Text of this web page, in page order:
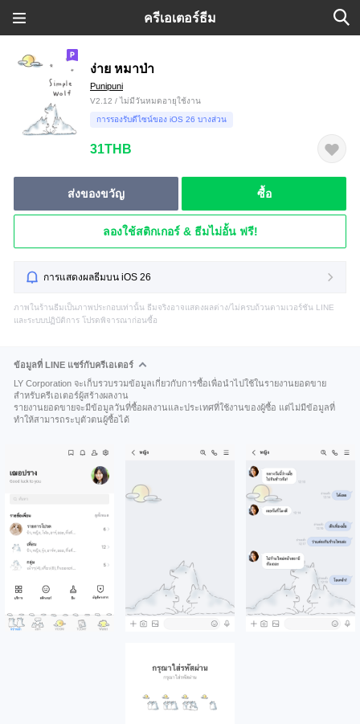
ครีเอเตอร์ธีม
ง่าย หมาป่า
Punipuni
V2.12 / ไม่มีวันหมดอายุใช้งาน
การรองรับดีไซน์ของ iOS 26 บางส่วน
31THB
ส่งของขวัญ ซื้อ
ลองใช้สติกเกอร์ & ธีมไม่อั้น ฟรี!
การแสดงผลธีมบน iOS 26
ภาพในร้านธีมเป็นภาพประกอบเท่านั้น ธีมจริงอาจแสดงผลต่าง/ไม่ครบถ้วนตามเวอร์ชัน LINE
และระบบปฏิบัติการ โปรดพิจารณาก่อนซื้อ
ข้อมูลที่ LINE แชร์กับครีเอเตอร์
LY Corporation จะเก็บรวบรวมข้อมูลเกี่ยวกับการซื้อเพื่อนำไปใช้ในรายงานยอดขาย
สำหรับครีเอเตอร์ผู้สร้างผลงาน
รายงานยอดขายจะมีข้อมูลวันที่ซื้อผลงานและประเทศที่ใช้งานของผู้ซื้อ แต่ไม่มีข้อมูลที่
ทำให้สามารถระบุตัวตนผู้ซื้อได้